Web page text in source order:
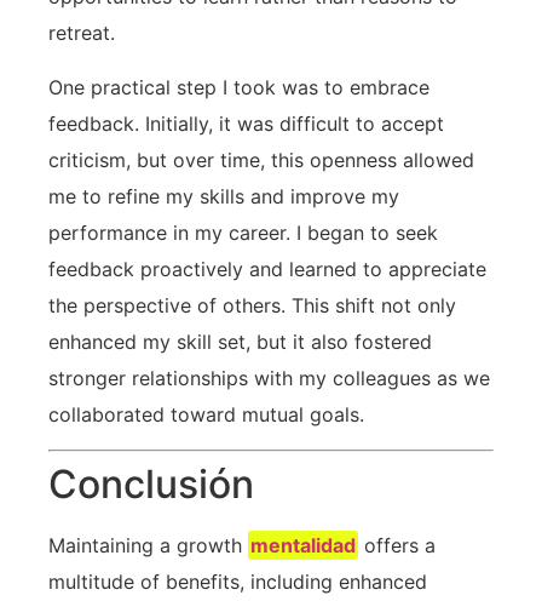
‍retreat.
One practical step I took was to embrace
feedback. Initially, ‍it was ⁤difficult to ⁤accept
criticism, but over time, this openness allowed
me to refine my skills and improve my
performance ​in my career. I began to seek
feedback ⁢proactively and learned ​to appreciate​
the perspective of others. This ⁢shift not only⁢
enhanced my skill set,⁢ but it also ‍fostered
stronger relationships with my colleagues as we
collaborated toward mutual⁣ goals.
Conclusión
Maintaining a growth mentalidad offers a
multitude of benefits, ‌including enhanced ​